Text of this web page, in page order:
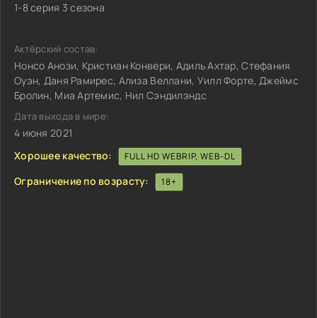
1-8 серия 3 сезона
Актёрский состав:
Нонсо Анози, Кристиан Конвери, Адиль Ахтар, Стефания
Оуэн, Даня Рамирес, Ализа Веллани, Уилл Форте, Джеймс
Бролин, Миа Артемис, Нил Сэндилэндс
Дата выхода в мире:
4 июня 2021
Хорошее качество:
FULL HD WEBRIP, WEB-DL
Ограничение по возрасту: 18+